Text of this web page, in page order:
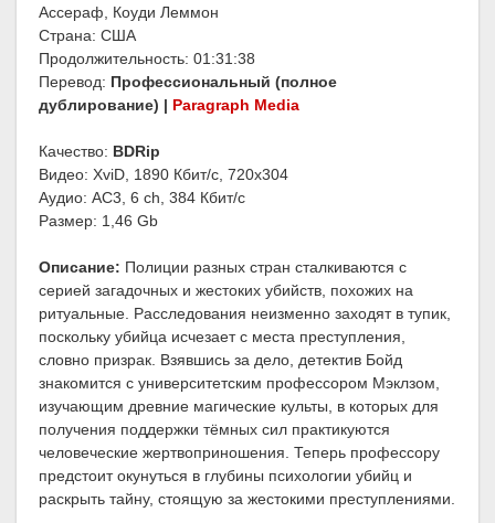
Ассераф, Коуди Леммон
Страна: США
Продолжительность: 01:31:38
Перевод: Профессиональный (полное
дублирование) | Paragraph Media
Качество: BDRip
Видео: XviD, 1890 Кбит/с, 720x304
Аудио: AC3, 6 ch, 384 Кбит/с
Размер: 1,46 Gb
Описание: Полиции разных стран сталкиваются с
серией загадочных и жестоких убийств, похожих на
ритуальные. Расследования неизменно заходят в тупик,
поскольку убийца исчезает с места преступления,
словно призрак. Взявшись за дело, детектив Бойд
знакомится с университетским профессором Мэклзом,
изучающим древние магические культы, в которых для
получения поддержки тёмных сил практикуются
человеческие жертвоприношения. Теперь профессору
предстоит окунуться в глубины психологии убийц и
раскрыть тайну, стоящую за жестокими преступлениями.